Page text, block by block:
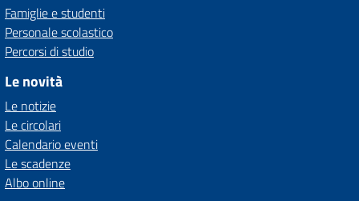
Famiglie e studenti
Personale scolastico
Percorsi di studio
Le novità
Le notizie
Le circolari
Calendario eventi
Le scadenze
Albo online